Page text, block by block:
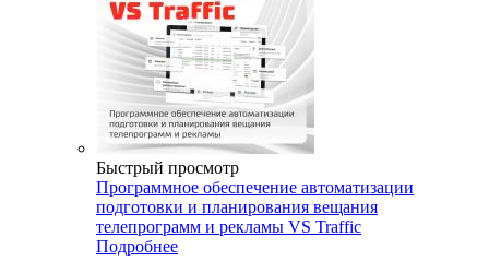
Быстрый просмотр
Программное обеспечение автоматизации
подготовки и планирования вещания
телепрограмм и рекламы VS Traffic
Подробнее